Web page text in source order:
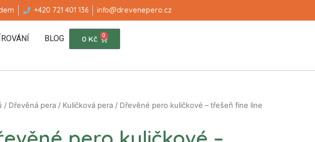
+420 721 401 136 info@drevenepero.cz
BLOG 0 Kč 0
/ Dřevěná pera / Kuličková pera / Dřevěné pero kuličkové – třešeň fine line